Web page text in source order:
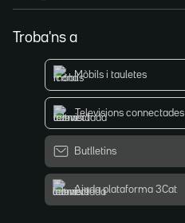
Troba'ns a
Mòbils i tauletes
Televisions connectades
Butlletins
Ajuda plataforma 3Cat